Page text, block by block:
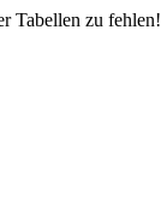
Tabellen zu fehlen!